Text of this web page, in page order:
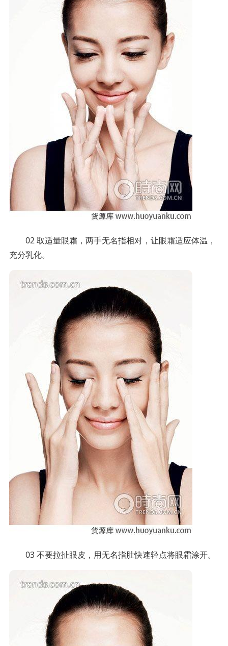
02 取适量眼霜，两手无名指相对，让眼霜适应体温，
充分乳化。
03 不要拉扯眼皮，用无名指肚快速轻点将眼霜涂开。